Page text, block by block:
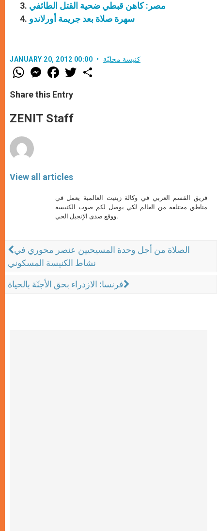
مصر: كاهن قبطي ضحية القتل الطائفي
سهرة صلاة بعد جريمة أورلاندو
JANUARY 20, 2012 00:00 كنيسة محليّة
W
h
t
s
p
p
M
e
s
e
g
e
F
a
e
b
o
k
w
Share this Entry
ZENIT Staff
View all articles
فريق القسم العربي في وكالة زينيت العالمية يعمل في
مناطق مختلفة من العالم لكي يوصل لكم صوت الكنيسة
ووقع صدى الإنجيل الحي.
الصلاة من أجل وحدة المسيحيين عنصر محوري في
نشاط الكنيسة المسكوني
فرنسا: الازدراء بحق الأجنّة بالحياة